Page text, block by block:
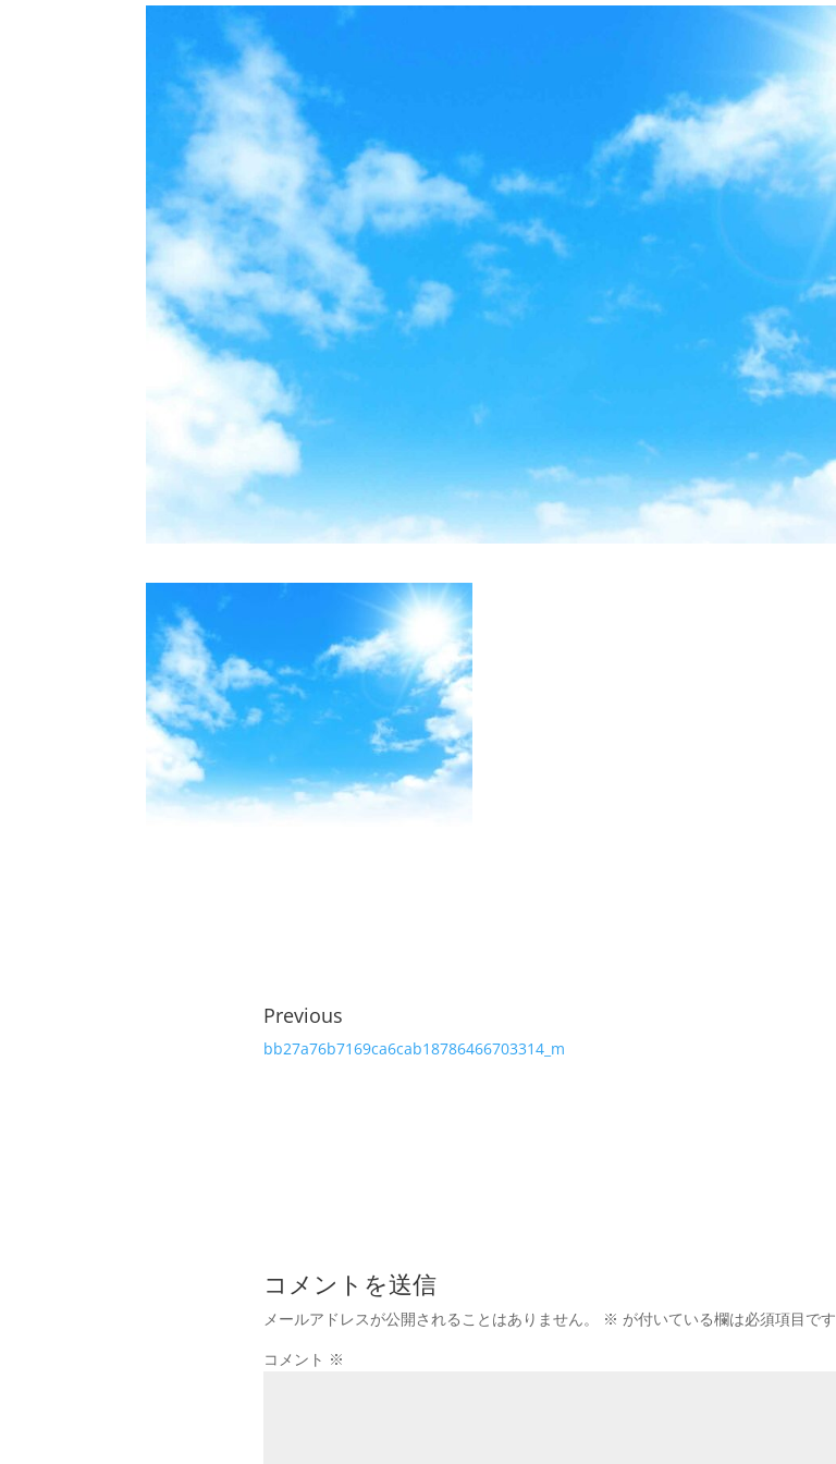
Previous
bb27a76b7169ca6cab18786466703314_m
コメントを送信
メールアドレスが公開されることはありません。 ※ が付いている欄は必須項目です
コメント ※